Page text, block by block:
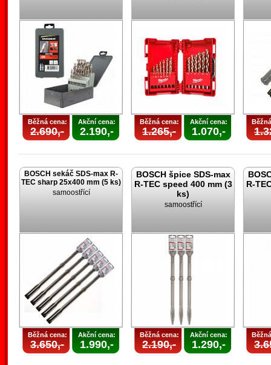
Běžná cena:
2.690,-
Akční cena:
2.190,-
Běžná cena:
1.265,-
Akční cena:
1.070,-
BOSCH sekáč SDS-max R-
TEC sharp 25x400 mm (5 ks)
samoostřící
Běžná cena:
3.650,-
Akční cena:
1.990,-
BOSCH špice SDS-max
R-TEC speed 400 mm (3
ks)
samoostřící
Běžná cena:
2.190,-
Akční cena:
1.290,-
R-